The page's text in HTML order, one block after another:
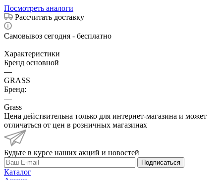
Посмотреть аналоги
Рассчитать доставку
Самовывоз сегодня - бесплатно
Характеристики
Бренд основной
—
GRASS
Бренд:
—
Grass
Цена действительна только для интернет-магазина и может
отличаться от цен в розничных магазинах
Будьте в курсе наших акций и новостей
Подписаться
Каталог